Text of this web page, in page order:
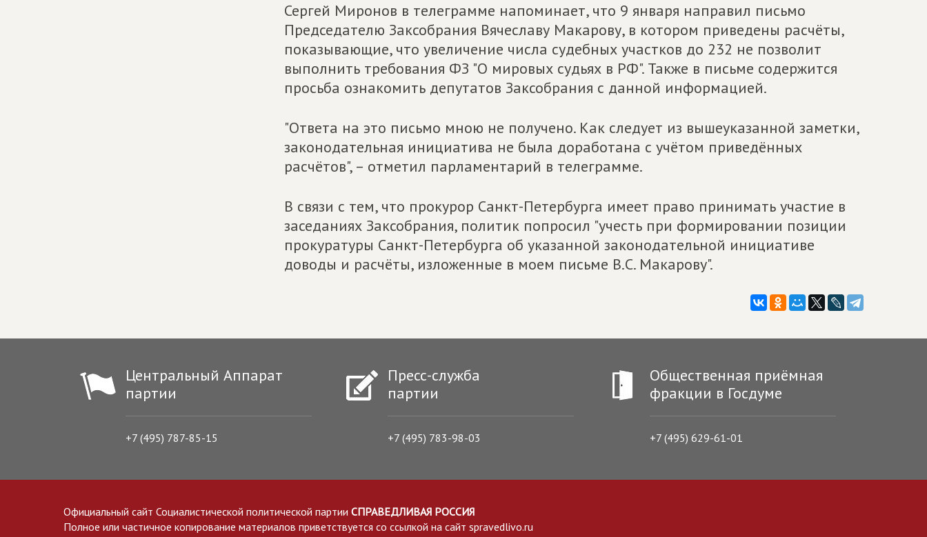
Сергей Миронов в телеграмме напоминает, что 9 января направил письмо
Председателю Заксобрания Вячеславу Макарову, в котором приведены расчёты,
показывающие, что увеличение числа судебных участков до 232 не позволит
выполнить требования ФЗ "О мировых судьях в РФ". Также в письме содержится
просьба ознакомить депутатов Заксобрания с данной информацией.
"Ответа на это письмо мною не получено. Как следует из вышеуказанной заметки,
законодательная инициатива не была доработана с учётом приведённых
расчётов", – отметил парламентарий в телеграмме.
В связи с тем, что прокурор Санкт-Петербурга имеет право принимать участие в
заседаниях Заксобрания, политик попросил "учесть при формировании позиции
прокуратуры Санкт-Петербурга об указанной законодательной инициативе
доводы и расчёты, изложенные в моем письме В.С. Макарову".
Центральный Аппарат
партии
+7 (495) 787-85-15
Пресс-служба
партии
+7 (495) 783-98-03
Общественная приёмная
фракции в Госдуме
+7 (495) 629-61-01
Официальный сайт Социалистической политической партии СПРАВЕДЛИВАЯ РОССИЯ
Полное или частичное копирование материалов приветствуется со ссылкой на сайт spravedlivo.ru